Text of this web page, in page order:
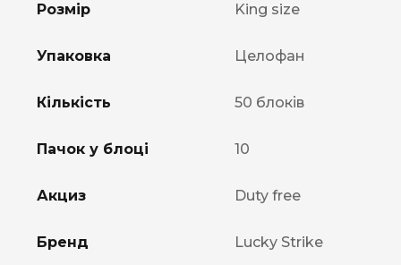
Розмір King size
Упаковка Целофан
Кількість 50 блоків
Пачок у блоці 10
Акциз Duty free
Бренд Lucky Strike